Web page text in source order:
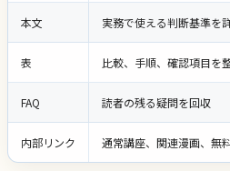
本文 実務で使える判断基準を
表 比較、手順、確認項目を
FAQ 読者の残る疑問を回収
内部リンク 通常講座、関連漫画、無